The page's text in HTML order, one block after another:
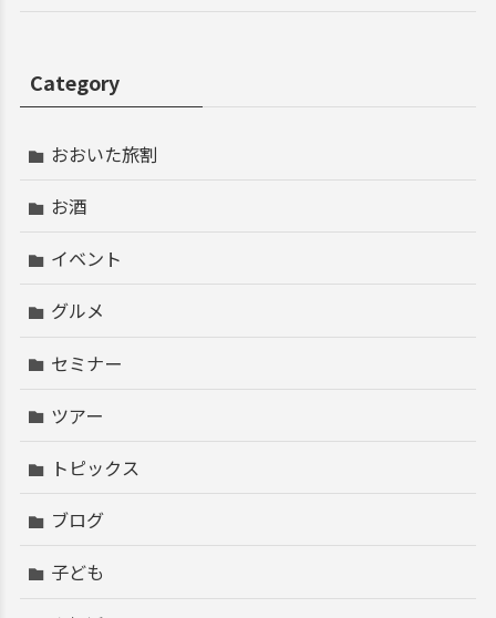
Category
おおいた旅割
お酒
イベント
グルメ
セミナー
ツアー
トピックス
ブログ
子ども